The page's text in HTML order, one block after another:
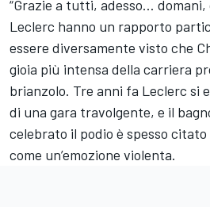
“Grazie a tutti, adesso… domani,
Leclerc hanno un rapporto
essere diversamente visto che
gioia più intensa della carriera
brianzolo. Tre anni fa Leclerc si
di una gara travolgente, e il
celebrato il podio è spesso
come un’emozione violenta.